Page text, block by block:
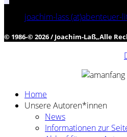
joachim-lass (at)abenteuer-
© 1986-© 2026 / Joachim-Laß„Alle
Home
Unsere Autoren*innen
News
Informationen zur